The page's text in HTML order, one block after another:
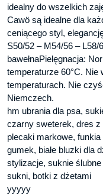
idealny do wszelkich
Cawö są idealne dla
ceniącego styl,
S50/52 – M54/56 – L58/
bawełnaPielęgnacja:
temperaturze 60°C.
temperaturach. Nie
Niemczech.
hm ubrania dla psa,
czarny sweterek, dres z
plecaki markowe,
gumek, białe bluzki dla
stylizacje, suknie
sukni, botki z dżetami
yyyyy